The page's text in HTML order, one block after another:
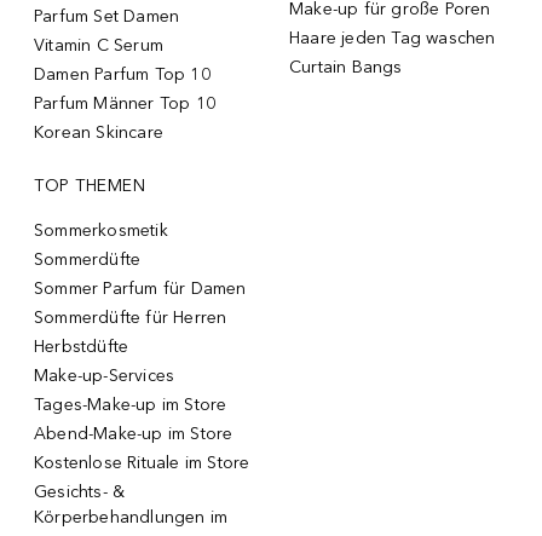
Parfum Set Damen
Vitamin C Serum
Damen Parfum Top 10
Parfum Männer Top 10
Korean Skincare
Make-up für große Poren
Haare jeden Tag waschen
Curtain Bangs
TOP THEMEN
Sommerkosmetik
Sommerdüfte
Sommer Parfum für Damen
Sommerdüfte für Herren
Herbstdüfte
Make-up-Services
Tages-Make-up im Store
Abend-Make-up im Store
Kostenlose Rituale im Store
Gesichts- &
Körperbehandlungen im